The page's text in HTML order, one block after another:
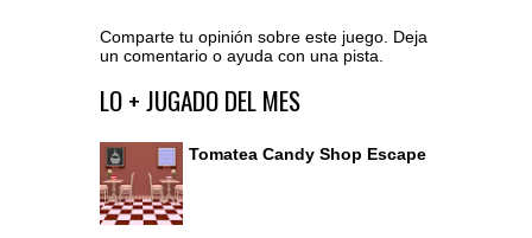
Comparte tu opinión sobre este juego. Deja
un comentario o ayuda con una pista.
Ir al editor de comentarios
LO + JUGADO DEL MES
Tomatea Candy Shop Escape